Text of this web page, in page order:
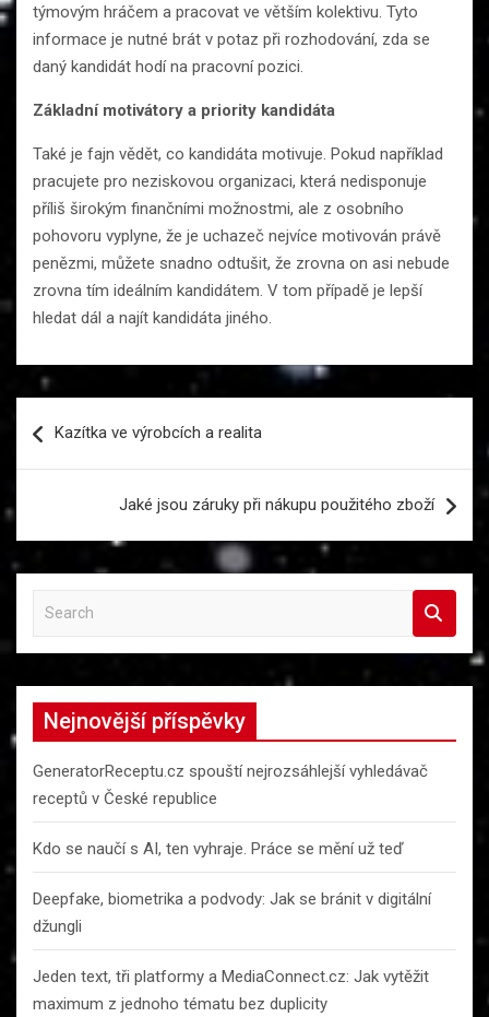
týmovým hráčem a pracovat ve větším kolektivu. Tyto
informace je nutné brát v potaz při rozhodování, zda se
daný kandidát hodí na pracovní pozici.
Základní motivátory a priority kandidáta
Také je fajn vědět, co kandidáta motivuje. Pokud například
pracujete pro neziskovou organizaci, která nedisponuje
příliš širokým finančními možnostmi, ale z osobního
pohovoru vyplyne, že je uchazeč nejvíce motivován právě
penězmi, můžete snadno odtušit, že zrovna on asi nebude
zrovna tím ideálním kandidátem. V tom případě je lepší
hledat dál a najít kandidáta jiného.
proKazítka ve výrobcích a realita
Jaké jsou záruky při nákupu použitého zboží
a
r
h
Nejnovější příspěvky
GeneratorReceptu.cz spouští nejrozsáhlejší vyhledávač
receptů v České republice
Kdo se naučí s AI, ten vyhraje. Práce se mění už teď
Deepfake, biometrika a podvody: Jak se bránit v digitální
džungli
Jeden text, tři platformy a MediaConnect.cz: Jak vytěžit
maximum z jednoho tématu bez duplicity